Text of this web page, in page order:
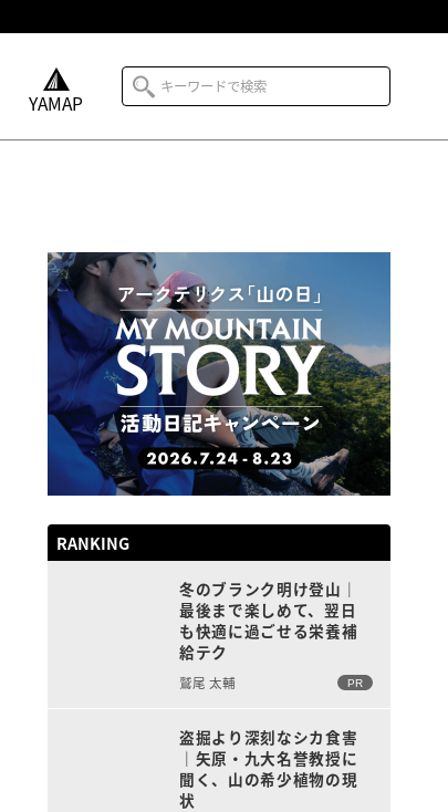
YAMAP
RANKING
冬のブランク明け登山｜
最後まで楽しめて、翌日
も快適に過ごせる栄養補
給テク
鷲尾 太輔 PR
盗掘より深刻なシカ食害
｜矢原・九大名誉教授に
聞く、山の希少植物の現
状